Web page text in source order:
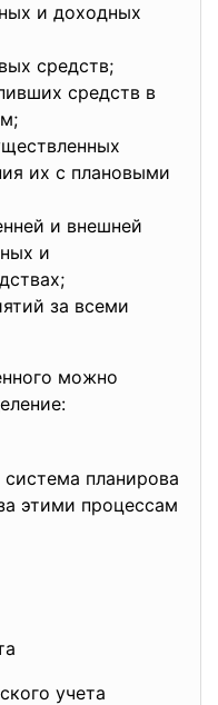
и доходных
средств;
средств в
их с плановыми
и внешней
и
за всеми
можно
система
этими процессами
учета